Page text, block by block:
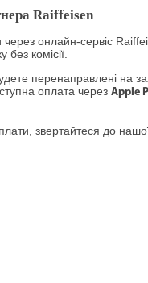
Raiffeisen
онлайн-сервіс
комісії.
перенаправлені на
оплата черезApple
звертайтеся до